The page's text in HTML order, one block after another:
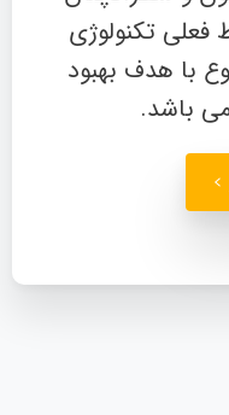
فعلی تکنولوژی
با هدف بهبود
می باشد.